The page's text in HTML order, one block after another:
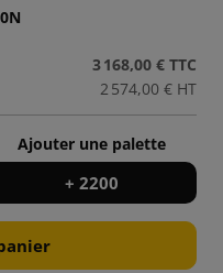
3 168,00 € TTC
2 574,00 € HT
Ajouter une palette
+ 2200